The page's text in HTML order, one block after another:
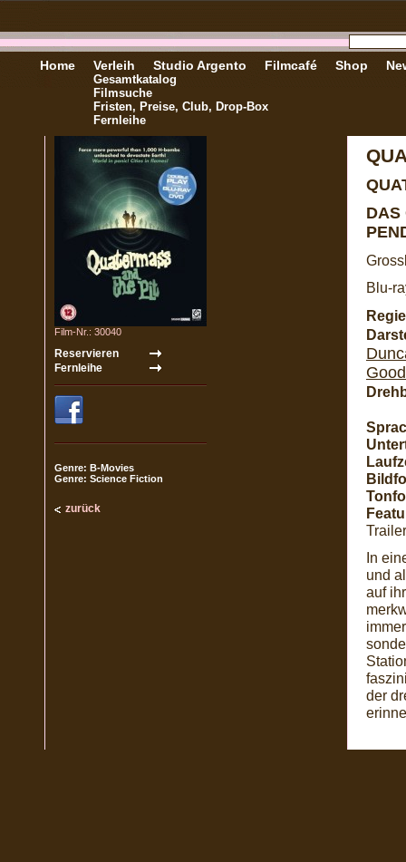
Home Verleih
Gesamtkatalog
Filmsuche
Fristen, Preise, Club, Drop-Box
Fernleihe
Studio Argento Filmcafé Shop
Film-Nr.: 30040
Genre: B-Movies
Genre: Science Fiction
zurück
DAS
Blu-
Good
In
und
auf
der